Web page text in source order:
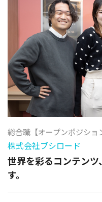
総合職【オープンポジショ
株式会社ブシロード
世界を彩るコンテン
す。